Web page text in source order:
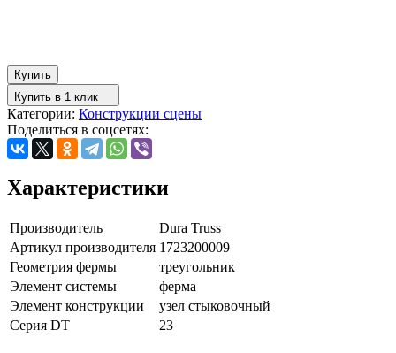
Купить
Купить в 1 клик
Категории: Конструкции сцены
Поделиться в соцсетях:
Характеристики
Производитель
Dura Truss
Артикул производителя 1723200009
Геометрия фермы
треугольник
Элемент системы
ферма
Элемент конструкции
узел стыковочный
Серия DT
23